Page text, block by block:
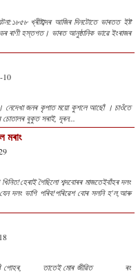
খ্ৰীষ্টাব্দৰ আজিৰ দিনটোতে ভাৰতত ইষ্ট
ৰাণী হস্তগত। ভাৰত আনুষ্ঠানিক ভাৱে ইংৰাজৰ
10
জনৰ কৃপাত ময়ো কুশলে আছোঁ । চাওঁতে
চোতালৰ বুকুত সৰাই, দূৰন...
মৰাং
গৈছিলো শব্দবোৰৰ মাজতেইবাঁহৰ দলং
দলং ভাগি পৰিব!পৰিৱেশ বোৰ সলনি হ'ল,আৰু
এমুঠি পোহৰ, তাতেই মোৰ জীৱিত ৰং